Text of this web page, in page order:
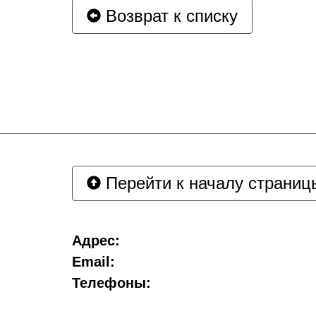
Возврат к списку
Перейти к началу
Адрес:
Email:
Телефоны: